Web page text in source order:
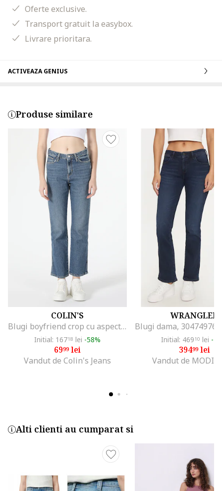
Oferte exclusive.
Transport gratuit la easybox.
Livrare prioritara.
ACTIVEAZA GENIUS
Produse similare
COLIN'S
Blugi boyfriend crop cu aspect decolorat, Albastru prafuit
Initial: 16718 lei -58%
6999lei
Vandut de Colin's Jeans
WRANGLER
Initial: 46910 lei -
39499lei
Vandut de
Alti clienti au cumparat si